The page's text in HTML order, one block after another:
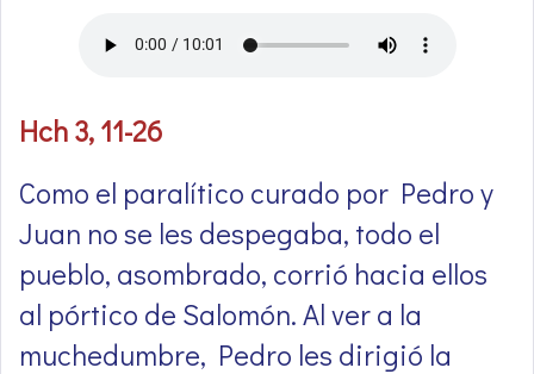
Hch 3, 11-26
Como el paralítico curado por Pedro y
Juan no se les despegaba, todo el
pueblo, asombrado, corrió hacia ellos
al pórtico de Salomón. Al ver a la
muchedumbre, Pedro les dirigió la